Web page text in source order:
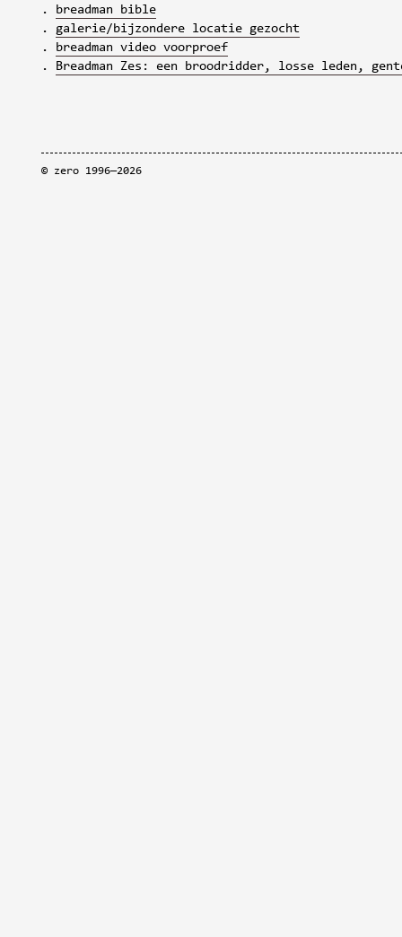
breadman bible
galerie/bijzondere locatie gezocht
breadman video voorproef
Breadman Zes: een broodridder, losse leden,
© zero 1996—2026